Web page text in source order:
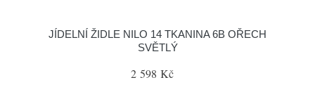
JÍDELNÍ ŽIDLE NILO 14 TKANINA 6B OŘECH
SVĚTLÝ
2 598 Kč